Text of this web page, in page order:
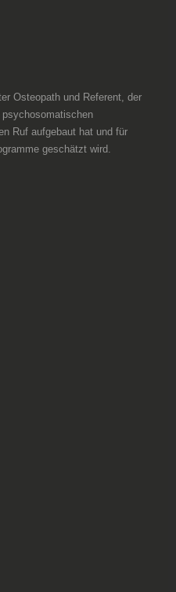
Osteopath und Referent, der
Ruf aufgebaut hat und für
geschätzt wird.